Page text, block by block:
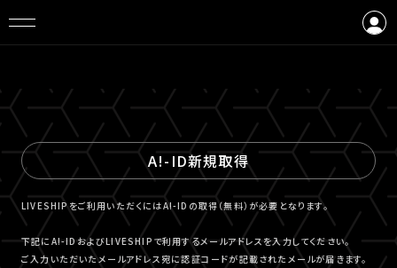
A!-ID新規取得
LIVESHIPをご利用いただくにはA!-IDの取得（無料）が必要となります。
下記にA!-IDおよびLIVESHIPで利用するメールアドレスを入力してください。
ご入力いただいたメールアドレス宛に認証コードが記載されたメールが届きます。